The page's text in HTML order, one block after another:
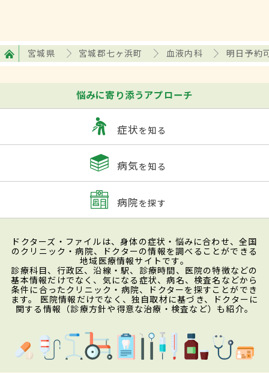
宮城県 宮城郡七ヶ浜町 血液内科 明日予約
悩みに寄り添うアプローチ
症状を知る
病気を知る
病院を探す
ドクターズ・ファイルは、身体の症状・悩みに合わせ、全国
のクリニック・病院、ドクターの情報を調べることができる
地域医療情報サイトです。
診療科目、行政区、沿線・駅、診療時間、医院の特徴などの
基本情報だけでなく、気になる症状、病名、検査名などから
条件に合ったクリニック・病院、ドクターを探すことができ
ます。 医院情報だけでなく、独自取材に基づき、ドクターに
関する情報（診療方針や得意な治療・検査など）も紹介。